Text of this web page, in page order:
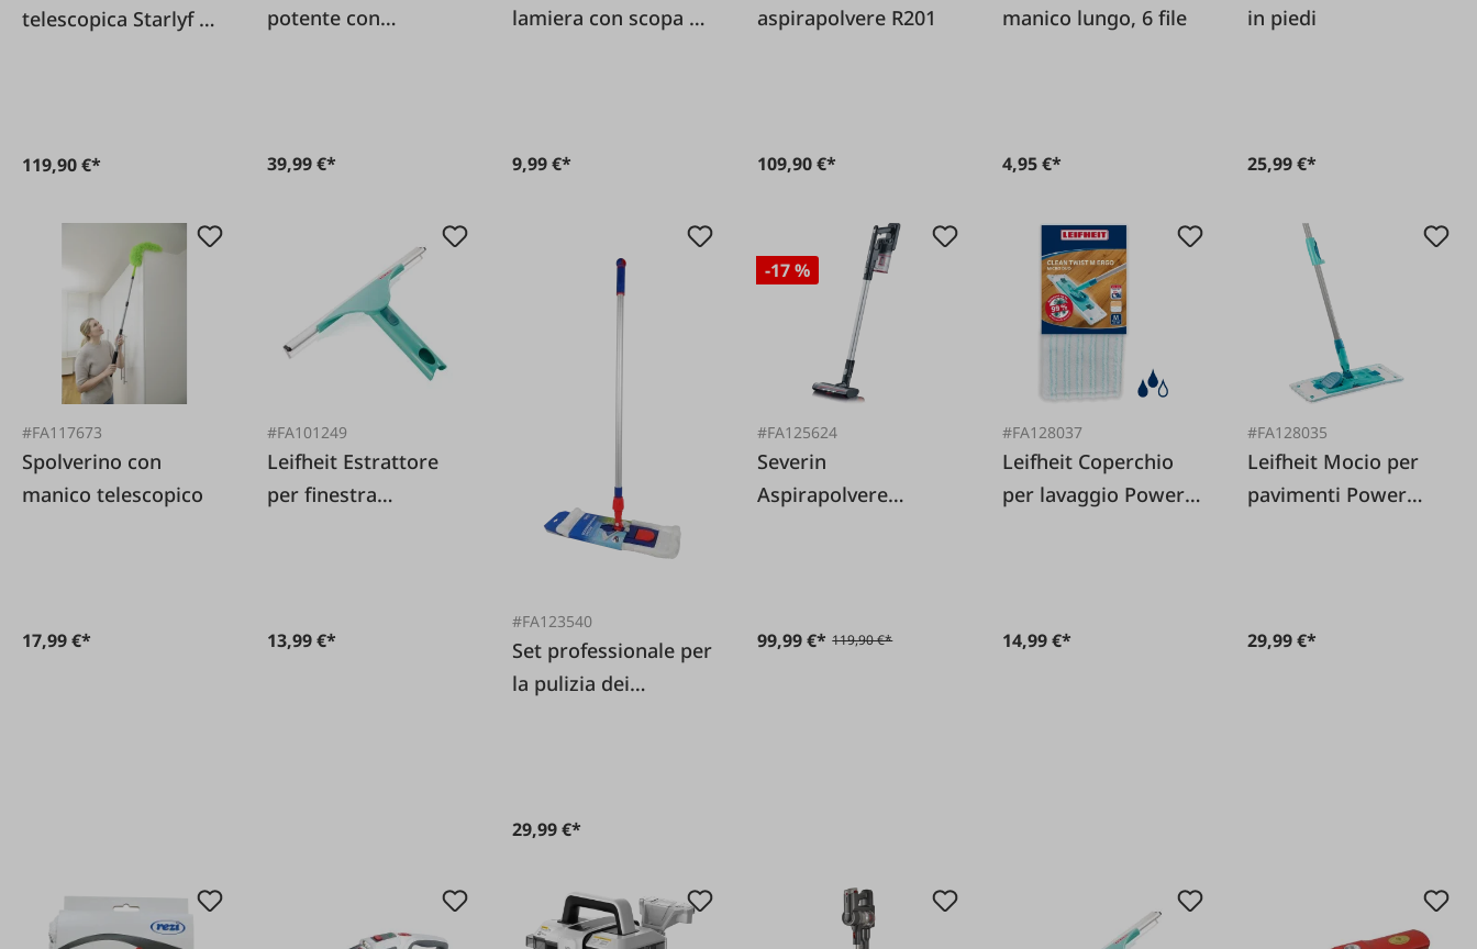
telescopica Starlyf 7
119,90 €*
potente con
39,99 €*
lamiera con scopa a
9,99 €*
aspirapolvere R201
109,90 €*
manico lungo, 6 file
4,95 €*
in piedi
25,99 €*
#FA117673
Spolverino con
manico telescopico
17,99 €*
#FA101249
Leifheit Estrattore
per finestra
13,99 €*
#FA123540
Set professionale per
la pulizia dei
29,99 €*
-17 %
#FA125624
Severin
Aspirapolvere
99,99 €* 119,90 €*
#FA128037
Leifheit Coperchio
per lavaggio Power
14,99 €*
#FA128035
Leifheit Mocio per
pavimenti Power
29,99 €*